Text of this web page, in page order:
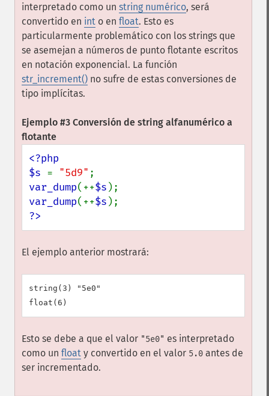
interpretado como un string numérico, será
convertido en int o en float. Esto es
particularmente problemático con los strings que
se asemejan a números de punto flotante escritos
en notación exponencial. La función
str_increment() no sufre de estas conversiones de
tipo implícitas.
Ejemplo #3 Conversión de string alfanumérico a
flotante
<?php
$s = "5d9"
var_dump(++$s
var_dump(++$s
?>
El ejemplo anterior mostrará:
string(3) "5e0"
Esto se debe a que el valor "5e0" es interpretado
como un float y convertido en el valor 5.0 antes de
ser incrementado.